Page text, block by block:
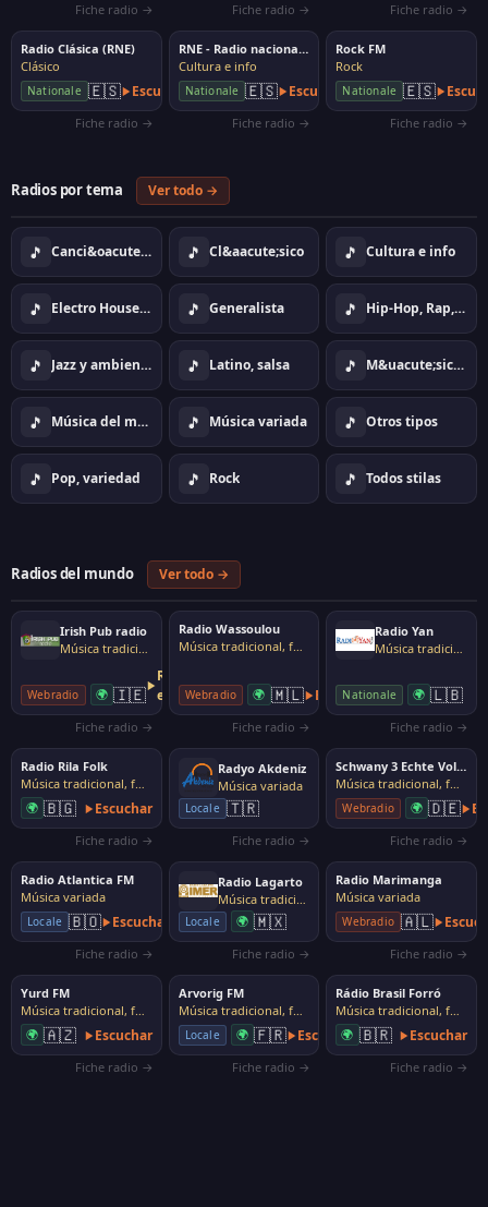
Fiche radio → Fiche radio → Fiche radio →
Radio Clásica (RNE)
Clásico
Nationale 🇪🇸 Escuchar
Fiche radio →
RNE - Radio nacional de España
Cultura e info
Nationale 🇪🇸 Escuchar
Fiche radio →
Rock FM
Rock
Nationale 🇪🇸
Fiche radio →
Radios por tema Ver todo →
🎵 Canci&oacute;n 🎵 Cl&aacute;sico 🎵 Cultura e info
🎵 Electro House Dance 🎵 Generalista 🎵 Hip-Hop, Rap, Urban
🎵 Jazz y ambiente 🎵 Latino, salsa 🎵 M&uacute;sica tradicional, folk
🎵 Música del mundo 🎵 Música variada 🎵 Otros tipos
🎵 Pop, variedad 🎵 Rock 🎵 Todos stilas
Radios del mundo Ver todo →
Irish Pub radio
Música tradicional, folk
Webradio 🌍 🇮🇪
Reproductor
externo
Fiche radio →
Radio Wassoulou
Música tradicional, folk
Webradio 🌍 🇲🇱 Escuchar
Fiche radio →
Radio Yan
Música tradicional, folk
Nationale 🌍 🇱🇧
Fiche radio →
Radio Rila Folk
Música tradicional, folk
🌍 🇧🇬 Escuchar
Fiche radio →
Radyo Akdeniz
Música variada
Locale 🇹🇷
Fiche radio →
Schwany 3 Echte Volksmusik
Música tradicional, folk
Webradio 🌍 🇩🇪
Fiche radio →
Radio Atlantica FM
Música variada
Locale 🇧🇴 Escuchar
Fiche radio →
Radio Lagarto
Música tradicional, folk
Locale 🌍 🇲🇽
Fiche radio →
Radio Marimanga
Música variada
Webradio 🇦🇱
Fiche radio →
Yurd FM
Música tradicional, folk
🌍 🇦🇿 Escuchar
Fiche radio →
Arvorig FM
Música tradicional, folk
Locale 🌍 🇫🇷 Escuchar
Fiche radio →
Rádio Brasil Forró
Música tradicional, folk
🌍 🇧🇷 Escuchar
Fiche radio →